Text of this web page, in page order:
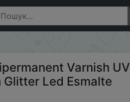
Coat Gel Varnish
Varnish UV
Glitter Led Esmalte